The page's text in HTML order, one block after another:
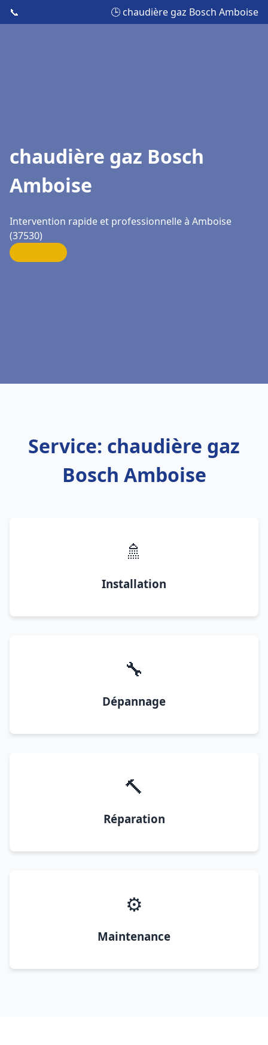
📞 🕒 chaudière gaz Bosch Amboise
chaudière gaz Bosch
Amboise
Intervention rapide et professionnelle à Amboise
(37530)
Service: chaudière gaz
Bosch Amboise
🚿
Installation
🔧
Dépannage
🔨
Réparation
⚙️
Maintenance